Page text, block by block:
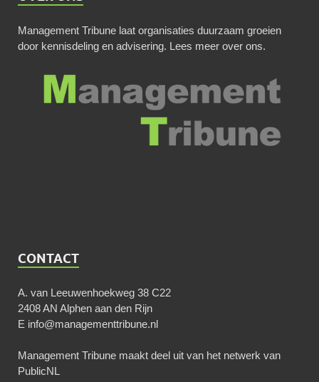
Management Tribune laat organisaties duurzaam groeien
door kennisdeling en advisering. Lees meer over ons.
CONTACT
A. van Leeuwenhoekweg 38 C22
2408 AN Alphen aan den Rijn
E info@managementtribune.nl
Management Tribune maakt deel uit van het netwerk van
PublicNL